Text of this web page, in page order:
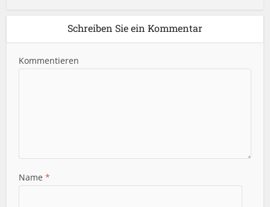
Schreiben Sie ein Kommentar
Kommentieren
Name*